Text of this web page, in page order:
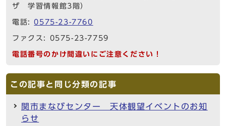
ザ 学習情報館3階）
電話:0575-23-7760
ファクス: 0575-23-7759
電話番号のかけ間違いにご注意ください！
この記事と同じ分類の記事
関市まなびセンター 天体観望イベントのお知
らせ